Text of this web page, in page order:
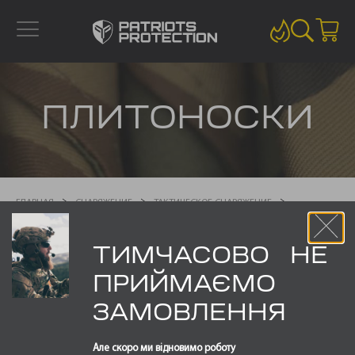
ПЛИТОНОСКИ
ГЛАВНАЯ СНАРЯЖЕНИЕ
ТАКТИЧЕСКОЕ СНАРЯЖЕНИЕ
ПЛИТОНОСКИ
Представлено 3 товара
ТИМЧАСОВО НЕ
ПРИЙМАЄМО
ЗАМОВЛЕННЯ
Але скоро ми відновимо роботу